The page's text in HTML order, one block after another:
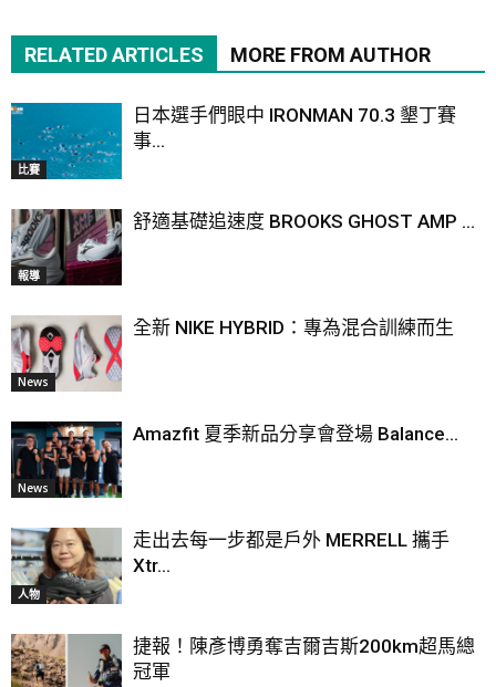
RELATED ARTICLES MORE FROM AUTHOR
比賽
日本選手們眼中 IRONMAN 70.3 墾丁賽
事...
報導
舒適基礎追速度 BROOKS GHOST AMP ...
News
全新 NIKE HYBRID：專為混合訓練而生
News
Amazfit 夏季新品分享會登場 Balance...
人物
走出去每一步都是戶外 MERRELL 攜手
Xtr...
捷報！陳彥博勇奪吉爾吉斯200km超馬總
冠軍